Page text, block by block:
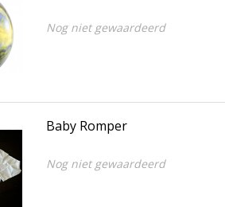
Nog niet gewaardeerd
Baby Romper
Nog niet gewaardeerd